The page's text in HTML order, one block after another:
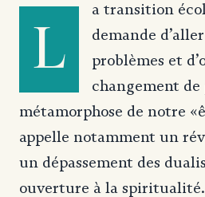
L
a transition
demande
problèmes et
changement de
métamorphose de notre
appelle notamment un
un dépassement des
ouverture à la spiritualité.